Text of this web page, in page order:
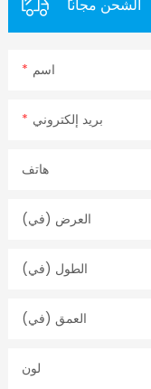
ًالشحن مجانا
اسم
بريد إلكتروني
هاتف
العرض (في)
الطول (في)
العمق (في)
لون